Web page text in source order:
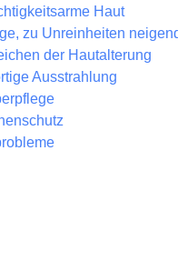
Haut
zu Unreinheiten
der Hautalterung
Ausstrahlung